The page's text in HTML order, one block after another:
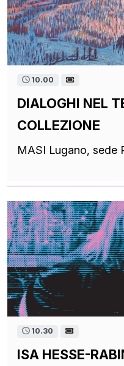
10.00
DIALOGHI NEL
COLLEZIONE
MASI Lugano, sede
10.30
ISA HESSE-